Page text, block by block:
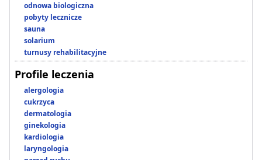
odnowa biologiczna
pobyty lecznicze
sauna
solarium
turnusy rehabilitacyjne
Profile leczenia
alergologia
cukrzyca
dermatologia
ginekologia
kardiologia
laryngologia